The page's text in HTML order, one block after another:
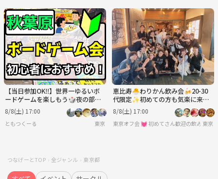
【当日参加OK‼️】世界一ゆるいボ
ードゲームを楽しもう🎲夜の部
【🔰初心者大歓迎】【ルール説明
あり⭐️】【友達作り！】
8/8(土) 17:00
ともつくーる 東京
恵比寿🐣わりかん飲み会🍻20-30
代限定✨初めての方も気楽に来て
ね✨
8/8(土) 17:00
東京オフ会 💓 初めてさん歓迎の飲み会で
東京
つなげーとTOP 全ジャンル 東京都